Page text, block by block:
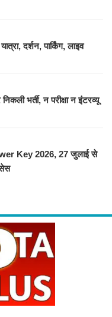
दर्शन, पार्किंग, लाइव
भर्ती, न परीक्षा न इंटरव्यू
Key 2026, 27 जुलाई से